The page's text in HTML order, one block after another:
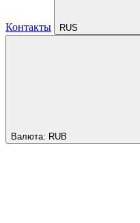
Контакты RUS
Валюта: RUB